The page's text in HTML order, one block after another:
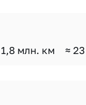
1,8 млн. км ≈